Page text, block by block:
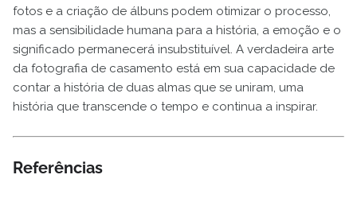
fotos e a criação de álbuns podem otimizar o processo,
mas a sensibilidade humana para a história, a emoção e o
significado permanecerá insubstituível. A verdadeira arte
da fotografia de casamento está em sua capacidade de
contar a história de duas almas que se uniram, uma
história que transcende o tempo e continua a inspirar.
Referências